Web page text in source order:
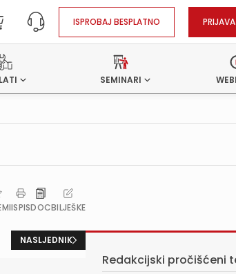
ISPROBAJ BESPLATNO PRIJAVA
SEMINARI
ISPISDOCBILJEŠKE
NASLJEDNIK
Redakcijski pročišćeni